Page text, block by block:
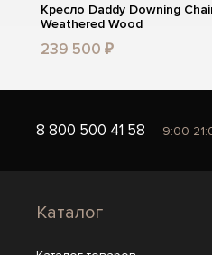
Кресло Daddy Downing
Weathered Wood
239 500 ₽
8 800 500 41 58 9:00-
Каталог